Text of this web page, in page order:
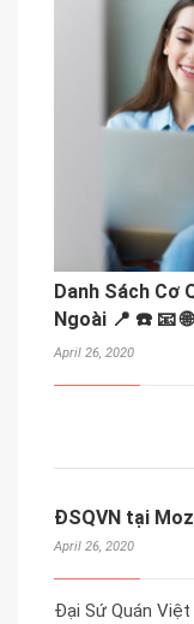
Danh Sách Cơ
Ngoài 📍 ☎️ 📧 🌐
April 26, 2020
ĐSQVN tại
April 26, 2020
Đại Sứ Quán